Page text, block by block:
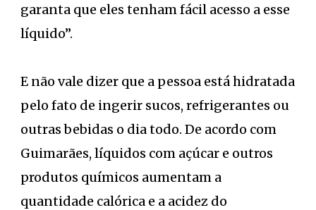
garanta que eles tenham fácil acesso a esse
líquido”.
E não vale dizer que a pessoa está hidratada
pelo fato de ingerir sucos, refrigerantes ou
outras bebidas o dia todo. De acordo com
Guimarães, líquidos com açúcar e outros
produtos químicos aumentam a
quantidade calórica e a acidez do